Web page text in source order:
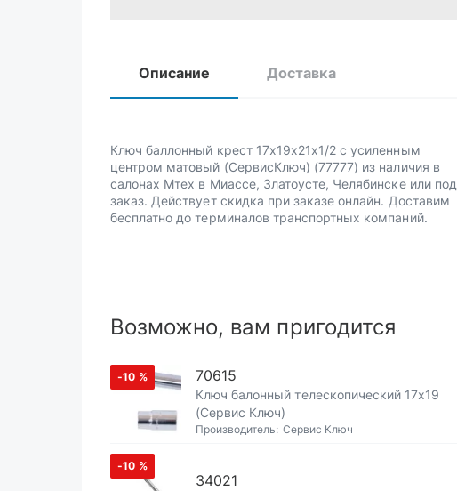
Описание Доставка
Ключ баллонный крест 17х19х21х1/2 с усиленным
центром матовый (СервисКлюч) (77777) из наличия в
салонах Мтех в Миассе, Златоусте, Челябинске или под
заказ. Действует скидка при заказе онлайн. Доставим
бесплатно до терминалов транспортных компаний.
Возможно, вам пригодится
-10 % 70615
Ключ балонный телескопический 17х19
(Сервис Ключ)
Производитель: Сервис Ключ
-10 %
34021